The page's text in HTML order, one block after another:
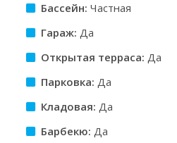
Бассейн: Частная
Гараж: Да
Открытая терраса: Да
Парковка: Да
Кладовая: Да
Барбекю: Да